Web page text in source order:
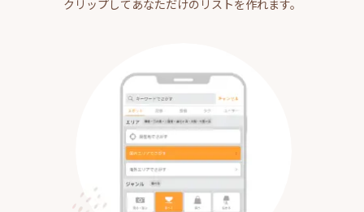
クリップしてあなただけのリストを作れます。